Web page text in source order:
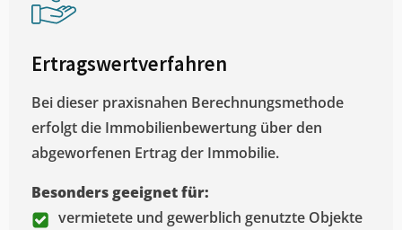
Ertragswertverfahren
Bei dieser praxisnahen Berechnungsmethode
erfolgt die Immobilienbewertung über den
abgeworfenen Ertrag der Immobilie.
Besonders geeignet für:
vermietete und gewerblich genutzte Objekte